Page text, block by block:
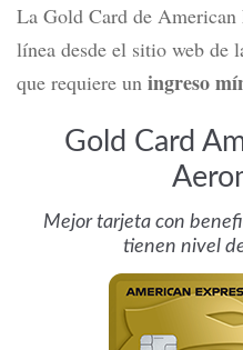
La Gold Card de American
línea desde el sitio web de
que requiere un ingreso
Gold Card
Mejor tarjeta con
tienen nivel